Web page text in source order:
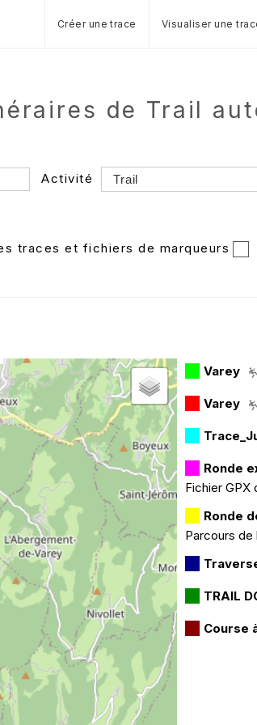
Créer une trace Visualiser une
de Trail
Activité
Dossier
traces et fichiers de marqueurs
Varey
Varey
Ronde
Fichier GPX
Ronde
Parcours de
TRAIL
Course